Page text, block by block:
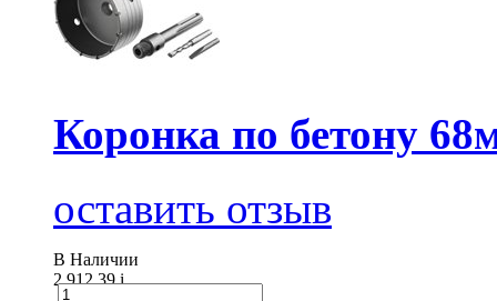
Коронка по бетону
оставить отзыв
В Наличии
2 912.39i